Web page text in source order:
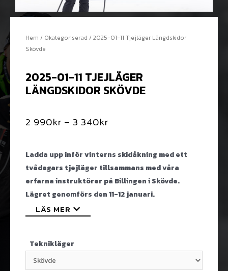
Hem / Okategoriserad / 2025-01-11 Tjejläger Längdskidor
Skövde
2025-01-11 TJEJLÄGER
LÄNGDSKIDOR SKÖVDE
2 990kr – 3 340kr
Ladda upp inför vinterns skidåkning med ett
tvådagars tjejläger tillsammans med våra
erfarna instruktörer på Billingen i Skövde.
Lägret genomförs den 11-12 januari.
LÄS MER
Teknikläger